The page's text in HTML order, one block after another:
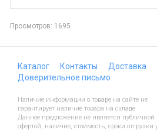
Просмотров: 1695
Каталог Контакты Доставка
Доверительное письмо
Наличие информации о товаре на сайте не
гарантирует наличие товара на складе.
Данное предложение не является публичной
офертой, наличие, стоимость, сроки